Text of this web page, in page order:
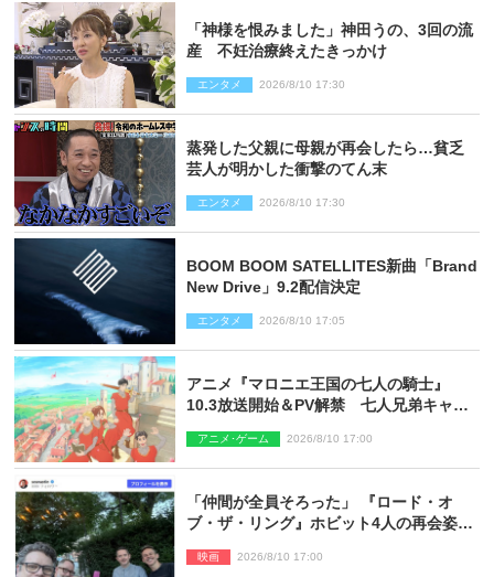
「神様を恨みました」神田うの、3回の流
産 不妊治療終えたきっかけ
エンタメ 2026/8/10 17:30
蒸発した父親に母親が再会したら…貧乏
芸人が明かした衝撃のてん末
エンタメ 2026/8/10 17:30
BOOM BOOM SATELLITES新曲「Brand
New Drive」9.2配信決定
エンタメ 2026/8/10 17:05
アニメ『マロニエ王国の七人の騎士』
10.3放送開始＆PV解禁 七人兄弟キャス
アニメ･ゲーム 2026/8/10 17:00
「仲間が全員そろった」 『ロード・オ
ブ・ザ・リング』ホビット4人の再会姿に
映画 2026/8/10 17:00